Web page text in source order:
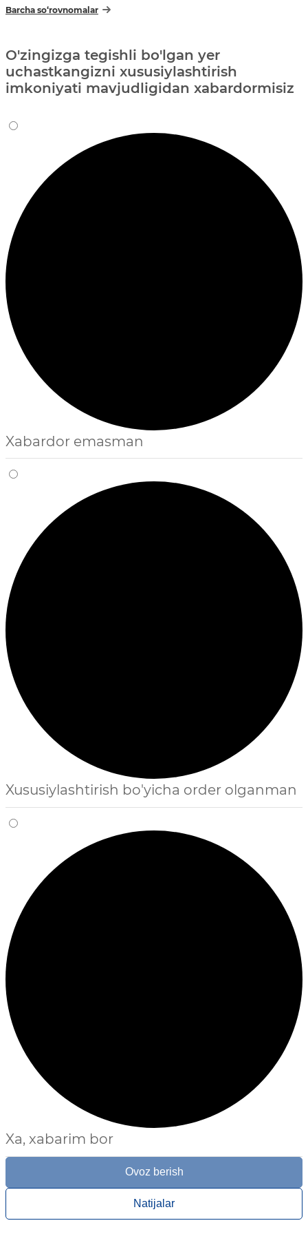
Barcha so‘rovnomalar
O'zingizga tegishli bo'lgan yer
uchastkangizni xususiylashtirish
imkoniyati mavjudligidan xabardormisiz
Xabardor emasman
Xususiylashtirish bo'yicha order olganman
Xa, xabarim bor
Ovoz berish
Natijalar